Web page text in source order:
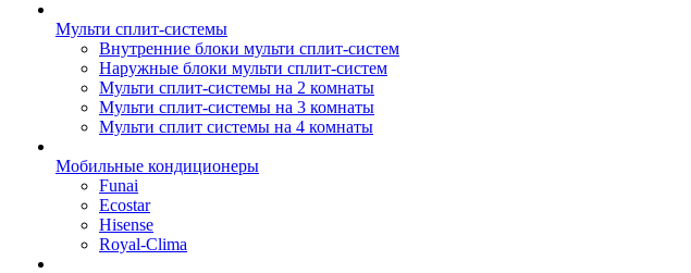
Мульти сплит-системы
Внутренние блоки мульти сплит-систем
Наружные блоки мульти сплит-систем
Мульти сплит-системы на 2 комнаты
Мульти сплит-системы на 3 комнаты
Мульти сплит системы на 4 комнаты
Мобильные кондиционеры
Funai
Ecostar
Hisense
Royal-Clima